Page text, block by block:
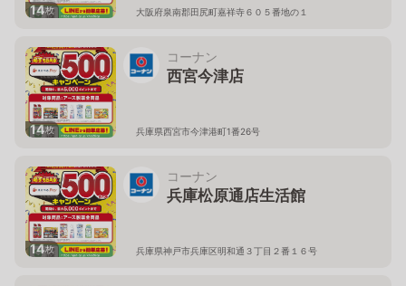
14枚 大阪府泉南郡田尻町嘉祥寺６０５番地の１
14枚
コーナン
西宮今津店
兵庫県西宮市今津港町1番26号
14枚
コーナン
兵庫松原通店生活館
兵庫県神戸市兵庫区明和通３丁目２番１６号